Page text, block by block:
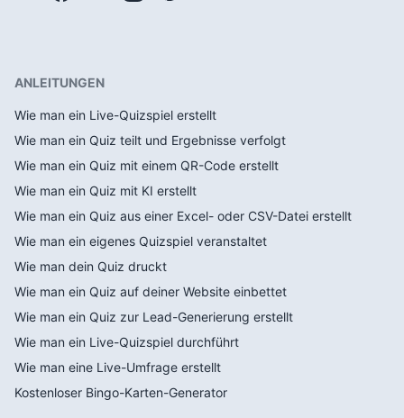
ANLEITUNGEN
Wie man ein Live-Quizspiel erstellt
Wie man ein Quiz teilt und Ergebnisse verfolgt
Wie man ein Quiz mit einem QR-Code erstellt
Wie man ein Quiz mit KI erstellt
Wie man ein Quiz aus einer Excel- oder CSV-Datei erstellt
Wie man ein eigenes Quizspiel veranstaltet
Wie man dein Quiz druckt
Wie man ein Quiz auf deiner Website einbettet
Wie man ein Quiz zur Lead-Generierung erstellt
Wie man ein Live-Quizspiel durchführt
Wie man eine Live-Umfrage erstellt
Kostenloser Bingo-Karten-Generator